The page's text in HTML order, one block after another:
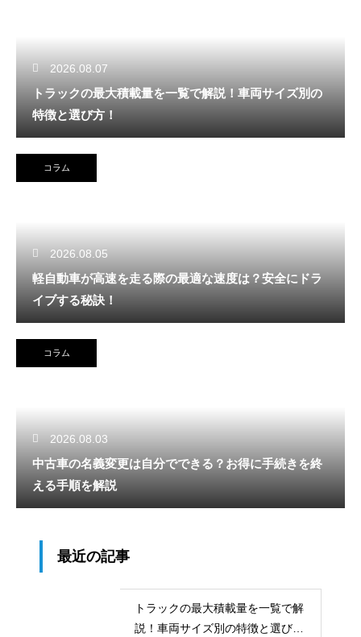
2026.08.07
トラックの最大積載量を一覧で解説！車両サイズ別の
特徴と選び方！
コラム
2026.08.05
軽自動車が高速を走る際の最適な速度は？安全にドラ
イブする秘訣！
コラム
2026.08.03
中古車の名義変更は自分でできる？お得に手続きを終
える手順を解説
最近の記事
トラックの最大積載量を一覧で解
説！車両サイズ別の特徴と選び